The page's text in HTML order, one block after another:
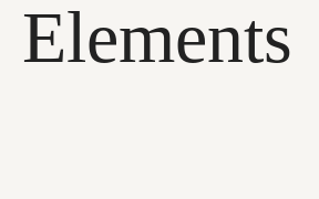
Elements